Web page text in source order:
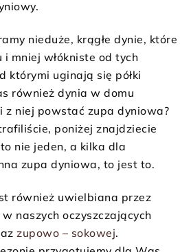
nieduże, krągłe dynie, które
i mniej włókniste od tych
którymi uginają się półki
również dynia w domu
z niej powstać zupa dyniowa?
poniżej znajdziecie
nie jeden, a kilka dla
zupa dyniowa, to jest to.
również uwielbiana przez
naszych oczyszczających
zupowo – sokowej.